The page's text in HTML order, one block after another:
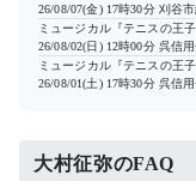
26/08/07(金) 17時30分 刈谷
ミュージカル『テニスの王
26/08/02(日) 12時00分 呉信
ミュージカル『テニスの王
26/08/01(土) 17時30分 呉信
大村征弥のFAQ